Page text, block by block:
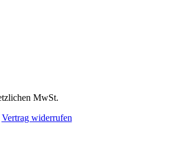
MwSt.
Vertrag widerrufen